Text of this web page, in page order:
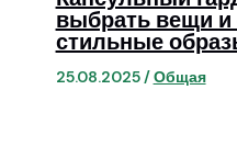
выбрать вещи и
стильные
25.08.2025/Общая